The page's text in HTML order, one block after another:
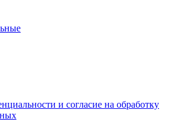
и согласие на обработку